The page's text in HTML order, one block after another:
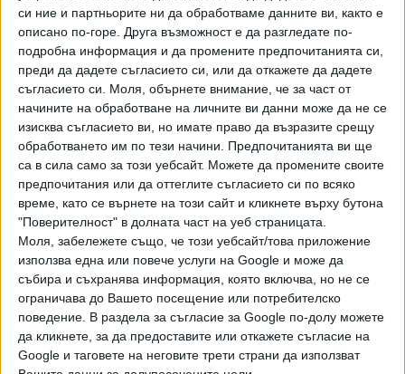
си ние и партньорите ни да обработваме данните ви, както е
описано по-горе. Друга възможност е да разгледате по-
подробна информация и да промените предпочитанията си,
преди да дадете съгласието си, или да откажете да дадете
съгласието си. Моля, обърнете внимание, че за част от
начините на обработване на личните ви данни може да не се
изисква съгласието ви, но имате право да възразите срещу
обработването им по тези начини. Предпочитанията ви ще
са в сила само за този уебсайт. Можете да промените своите
предпочитания или да оттеглите съгласието си по всяко
време, като се върнете на този сайт и кликнете върху бутона
"Поверителност" в долната част на уеб страницата.
Моля, забележете също, че този уебсайт/това приложение
използва една или повече услуги на Google и може да
събира и съхранява информация, която включва, но не се
ограничава до Вашето посещение или потребителско
поведение. В раздела за съгласие за Google по-долу можете
да кликнете, за да предоставите или откажете съгласие на
Google и таговете на неговите трети страни да използват
Видео Разгледай всички
Двама кандидат-президенти се борят за любовта на
Радев
НАЙ-ЧЕТЕНИ